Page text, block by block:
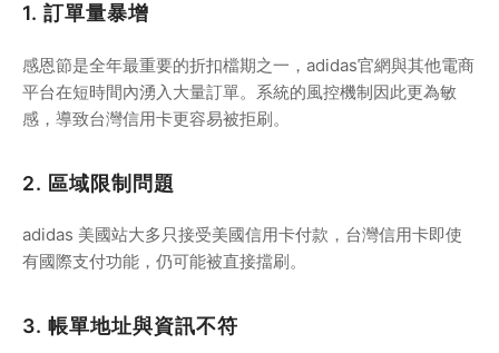
1. 訂單量暴增
感恩節是全年最重要的折扣檔期之一，adidas官網與其他電商
平台在短時間內湧入大量訂單。系統的風控機制因此更為敏
感，導致台灣信用卡更容易被拒刷。
2. 區域限制問題
adidas 美國站大多只接受美國信用卡付款，台灣信用卡即使
有國際支付功能，仍可能被直接擋刷。
3. 帳單地址與資訊不符